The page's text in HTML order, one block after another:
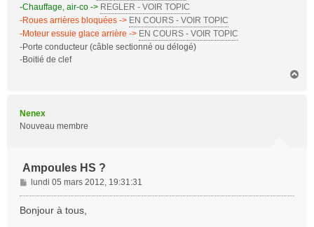
-Chauffage, air-co -> REGLER - VOIR TOPIC
-Roues arrières bloquées -> EN COURS - VOIR TOPIC
-Moteur essuie glace arrière -> EN COURS - VOIR TOPIC
-Porte conducteur (câble sectionné ou délogé)
-Boitié de clef
Nenex
Nouveau membre
Ampoules HS ?
M
e
s
lundi 05 mars 2012, 19:31:31
Bonjour à tous,